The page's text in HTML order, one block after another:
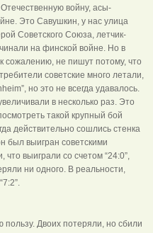
войну, асы-
Это Савушкин, у нас улица
Советского Союза, летчик-
на финской войне. Но в
сожалению, не пишут потому, что
советские много летали,
но это не всегда удавалось.
в несколько раз. Это
такой крупный бой
действительно сошлись стенка
был выигран советскими
что выиграли со счетом “24:0”,
ни одного. В реальности,
пользу. Двоих потеряли, но сбили